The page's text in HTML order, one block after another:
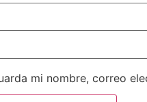
mi nombre, correo